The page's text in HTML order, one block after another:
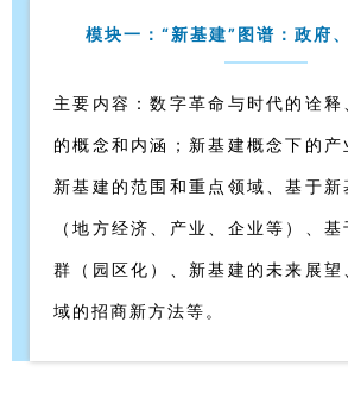
模块一：“新基建”图谱：政府
主要内容：数字革命与时代的诠
的概念和内涵；新基建概念下的产
新基建的范围和重点领域、基于新
（地方经济、产业、企业等）、
群（园区化）、新基建的未来展望
域的招商新方法等。